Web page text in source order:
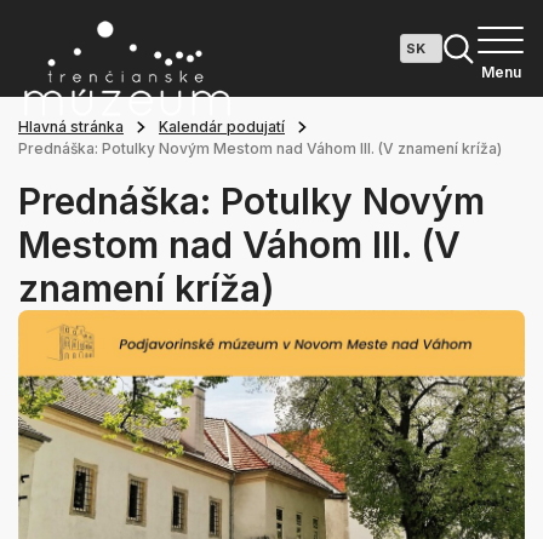
Menu
Hlavná stránka
Kalendár podujatí
Prednáška: Potulky Novým Mestom nad Váhom III. (V znamení kríža)
Prednáška: Potulky Novým
Mestom nad Váhom III. (V
znamení kríža)